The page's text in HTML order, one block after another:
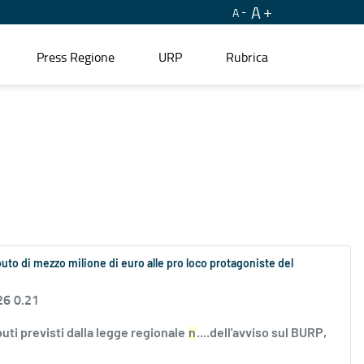
A A
Press Regione URP Rubrica
di mezzo milione di euro alle pro loco protagoniste del
0.21
previsti dalla legge regionale n....dell'avviso sul BURP,